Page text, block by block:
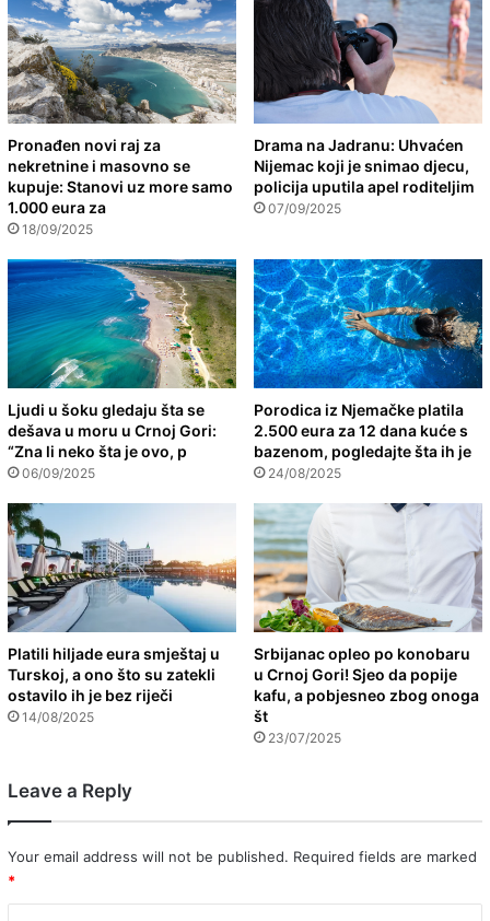
Pronađen novi raj za
nekretnine i masovno se
kupuje: Stanovi uz more samo
1.000 eura za
18/09/2025
Drama na Jadranu: Uhvaćen
Nijemac koji je snimao djecu,
policija uputila apel roditeljim
07/09/2025
Ljudi u šoku gledaju šta se
dešava u moru u Crnoj Gori:
“Zna li neko šta je ovo, p
06/09/2025
Porodica iz Njemačke platila
2.500 eura za 12 dana kuće s
bazenom, pogledajte šta ih je
24/08/2025
Platili hiljade eura smještaj u
Turskoj, a ono što su zatekli
ostavilo ih je bez riječi
14/08/2025
Srbijanac opleo po konobaru
u Crnoj Gori! Sjeo da popije
kafu, a pobjesneo zbog onoga
št
23/07/2025
Leave a Reply
Your email address will not be published. Required fields are marked
*